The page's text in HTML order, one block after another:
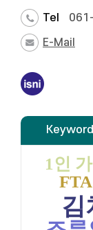
Tel
E-Mail
김
1인
FTA